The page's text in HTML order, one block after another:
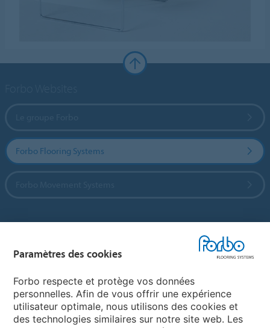
Forbo Flooring Systems
My Forbo
Paramètres des cookies
Forbo respecte et protège vos données
personnelles. Afin de vous offrir une expérience
utilisateur optimale, nous utilisons des cookies et
des technologies similaires sur notre site web. Les